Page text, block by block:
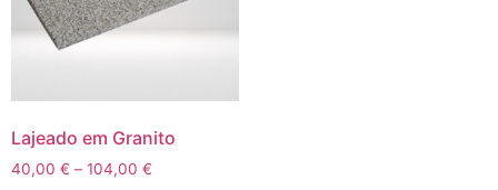
Lajeado em Granito
40,00 € – 104,00 €